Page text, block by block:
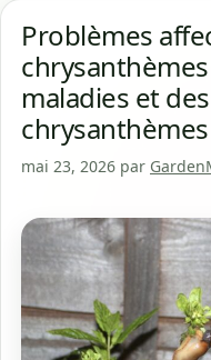
Problèmes
maladies et
chrysanthèmes
mai 23, 2026 par